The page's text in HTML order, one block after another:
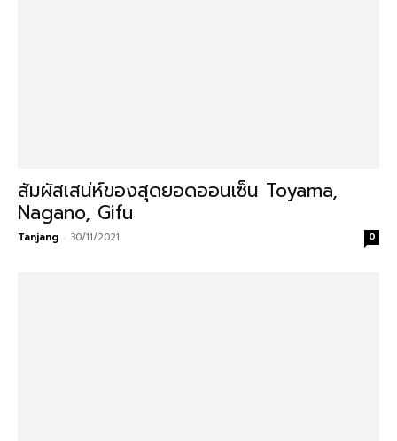
สัมผัสเสน่ห์ของสุดยอดออนเซ็น Toyama,
Nagano, Gifu
Tanjang - 30/11/2021 0